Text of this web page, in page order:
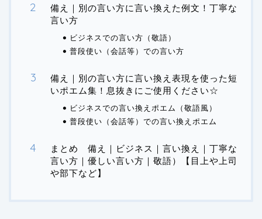
備え｜別の言い方に言い換えた例文！丁寧な
言い方
ビジネスでの言い方（敬語）
普段使い（会話等）での言い方
備え｜別の言い方に言い換え表現を使った短
いポエム集！息抜きにご使用ください☆
ビジネスでの言い換えポエム（敬語風）
普段使い（会話等）での言い換えポエム
まとめ 備え｜ビジネス｜言い換え｜丁寧な
言い方｜優しい言い方｜敬語）【目上や上司
や部下など】